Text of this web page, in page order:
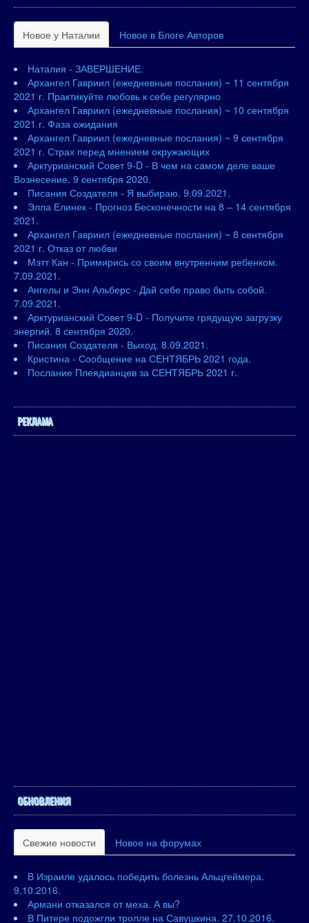
Новое у Наталии Новое в Блоге Авторов
Наталия - ЗАВЕРШЕНИЕ.
Архангел Гавриил (ежедневные послания) ~ 11 сентября
2021 г. Практикуйте любовь к себе регулярно
Архангел Гавриил (ежедневные послания) ~ 10 сентября
2021 г. Фаза ожидания
Архангел Гавриил (ежедневные послания) ~ 9 сентября
2021 г. Страх перед мнением окружающих
Арктурианский Совет 9-D - В чем на самом деле ваше
Вознесение. 9 сентября 2020.
Писания Создателя - Я выбираю. 9.09.2021.
Элла Елинек - Прогноз Бесконечности на 8 – 14 сентября
2021.
Архангел Гавриил (ежедневные послания) ~ 8 сентября
2021 г. Отказ от любви
Мэтт Кан - Примирись со своим внутренним ребенком.
7.09.2021.
Ангелы и Энн Альберс - Дай себе право быть собой.
7.09.2021.
Арктурианский Совет 9-D - Получите грядущую загрузку
энергий. 8 сентября 2020.
Писания Создателя - Выход. 8.09.2021.
Кристина - Сообщение на СЕНТЯБРЬ 2021 года.
Послание Плеядианцев за СЕНТЯБРЬ 2021 г.
РЕКЛАМА
ОБНОВЛЕНИЯ
Свежие новости Новое на форумах
В Израиле удалось победить болезнь Альцгеймера.
9.10.2016.
Армани отказался от меха. А вы?
В Питере подожгли тролле на Савушкина. 27.10.2016.